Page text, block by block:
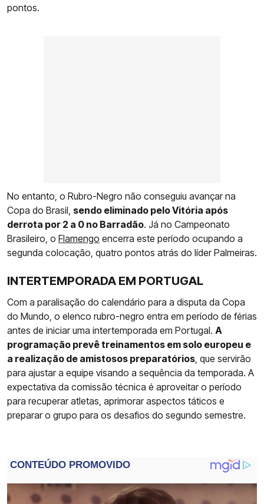
pontos.
No entanto, o Rubro-Negro não conseguiu avançar na
Copa do Brasil, sendo eliminado pelo Vitória após
derrota por 2 a 0 no Barradão. Já no Campeonato
Brasileiro, o Flamengo encerra este período ocupando a
segunda colocação, quatro pontos atrás do líder Palmeiras.
INTERTEMPORADA EM PORTUGAL
Com a paralisação do calendário para a disputa da Copa
do Mundo, o elenco rubro-negro entra em período de férias
antes de iniciar uma intertemporada em Portugal. A
programação prevê treinamentos em solo europeu e
a realização de amistosos preparatórios , que servirão
para ajustar a equipe visando a sequência da temporada. A
expectativa da comissão técnica é aproveitar o período
para recuperar atletas, aprimorar aspectos táticos e
preparar o grupo para os desafios do segundo semestre.